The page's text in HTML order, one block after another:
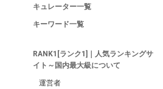
キュレーター一覧
キーワード一覧
RANK1[ランク1]｜人気ランキングサ
イト～国内最大級について
運営者